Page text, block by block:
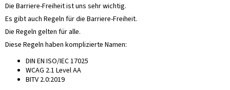
Die Barriere-Freiheit ist uns sehr wichtig.
Es gibt auch Regeln für die Barriere-Freiheit.
Die Regeln gelten für alle.
Diese Regeln haben komplizierte Namen:
DIN EN ISO/IEC 17025
WCAG 2.1 Level AA
BITV 2.0:2019